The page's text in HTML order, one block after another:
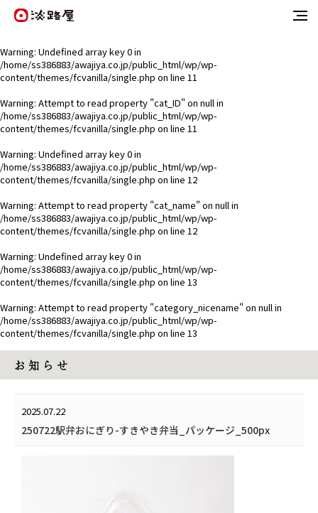
Warning: Undefined array key 0 in
/home/ss386883/awajiya.co.jp/public_html/wp/wp-
content/themes/fcvanilla/single.php on line 11
Warning: Attempt to read property "cat_ID" on null in
/home/ss386883/awajiya.co.jp/public_html/wp/wp-
content/themes/fcvanilla/single.php on line 11
Warning: Undefined array key 0 in
/home/ss386883/awajiya.co.jp/public_html/wp/wp-
content/themes/fcvanilla/single.php on line 12
Warning: Attempt to read property "cat_name" on null in
/home/ss386883/awajiya.co.jp/public_html/wp/wp-
content/themes/fcvanilla/single.php on line 12
Warning: Undefined array key 0 in
/home/ss386883/awajiya.co.jp/public_html/wp/wp-
content/themes/fcvanilla/single.php on line 13
Warning: Attempt to read property "category_nicename" on null in
/home/ss386883/awajiya.co.jp/public_html/wp/wp-
content/themes/fcvanilla/single.php on line 13
お 知 ら せ
2025.07.22
250722駅弁おにぎり-すきやき弁当_パッケージ_500px